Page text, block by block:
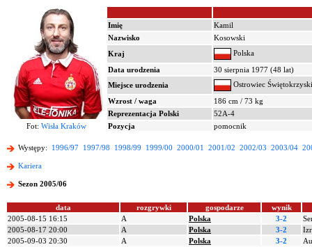
Imię
Kamil
Nazwisko
Kosowski
Kraj
Polska
Data urodzenia
30 sierpnia 1977 (48 lat)
Miejsce urodzenia
Ostrowiec Świętokrzyski
Wzrost / waga
186 cm / 73 kg
Reprezentacja Polski
52A-4
Fot: Wisła Kraków Pozycja pomocnik
Występy: 1996/97 1997/98 1998/99 1999/00 2000/01 2001/02 2002/03 2003/04
Kariera
Sezon 2005/06
data rozgrywki gospodarze
wynik
2005-08-15 16:15
A Polska 3-2
2005-08-17 20:00
A Polska 3-2
2005-09-03 20:30
A Polska 3-2